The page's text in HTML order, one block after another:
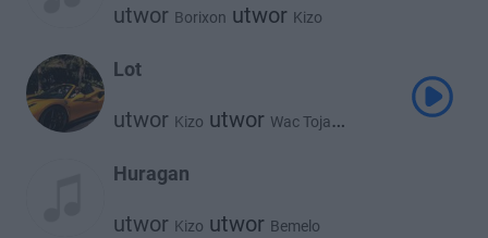
utwor Borixon utwor Kizo
Lot
utwor Kizo utwor Wac Toja
Huragan
utwor Kizo utwor Bemelo